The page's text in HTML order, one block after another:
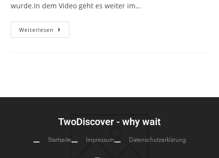
wurde.In dem Video geht es weiter im…
Weiterlesen
TwoDiscover - why wait
Startseite Impressum Datenschutzerklärung